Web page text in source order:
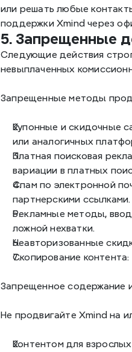
или решать любые
поддержки Xmind через
5. Запрещенные
Следующие действия
невыплаченных
Запрещенные методы
Купонные и скидочные
или аналогичных
Платная поисковая
вариации в платных
Спам по электронной
партнерскими ссылками.
Рекламные методы,
ложной нехватки.
Неавторизованные
Скопирование контента:
Запрещенное содержание
Не продвигайте Xmind на
Контентом для